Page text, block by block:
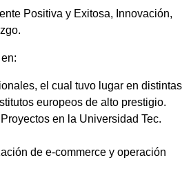
Positiva y Exitosa, Innovación,
el cual tuvo lugar en distintas
europeos de alto prestigio.
en la Universidad Tec.
de e-commerce y operación